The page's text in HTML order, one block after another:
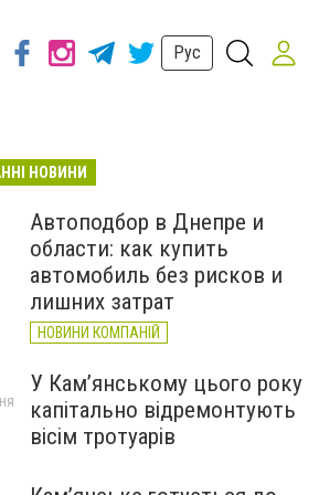
Рус
НОВИНИ
Автоподбор в Днепре и
области: как купить
автомобиль без рисков и
лишних затрат
НОВИНИ КОМПАНІЙ
У Кам’янському цього року
капітально відремонтують
вісім тротуарів